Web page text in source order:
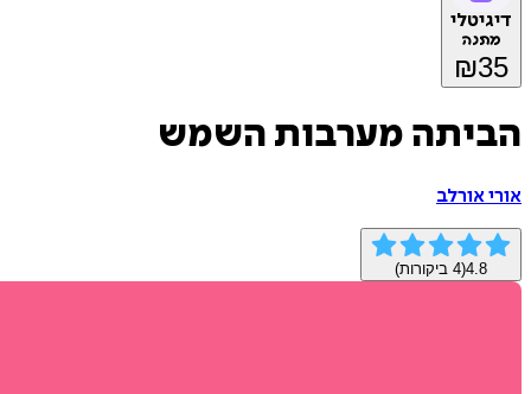
דיגיטלי
מתנה
₪35
הביתה מערבות השמש
אורי אורלב
4.8
(
4 ביקורות)